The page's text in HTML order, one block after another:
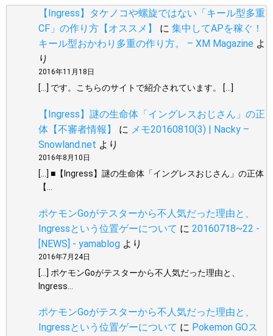
【Ingress】タケノコや螺旋ではない「キール型多重
CF」の作り方【オススメ】
に 集中してAPを稼ぐ！
キール型おかわり多重の作り方。 – XM Magazine よ
り
2016年11月18日
[…] です。こちらのサイトで紹介されています。 […]
【Ingress】謎の生命体「イングレスおじさん」の正
体【不審者情報】
に メモ20160810(3) | Nacky –
Snowland.net より
2016年8月10日
[…] ■【Ingress】謎の生命体「イングレスおじさん」の正体
【…
ポケモンGoがテスターから不人気だった理由と、
Ingressという位置ゲーについて に 20160718~22 -
[NEWS] - yamablog より
2016年7月24日
[…] ポケモンGoがテスターから不人気だった理由と、
Ingress…
ポケモンGoがテスターから不人気だった理由と、
Ingressという位置ゲーについて に Pokemon GOス